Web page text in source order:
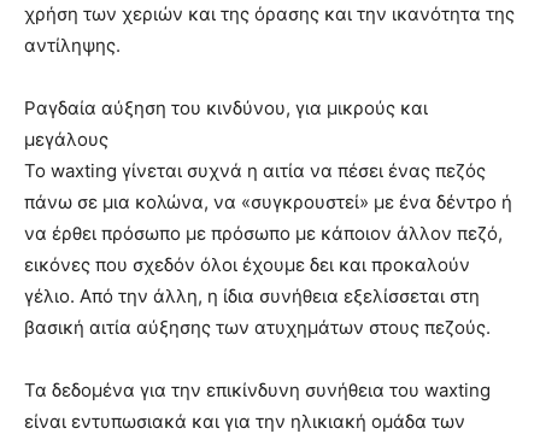
χρήση των χεριών και της όρασης και την ικανότητα της
αντίληψης.
Ραγδαία αύξηση του κινδύνου, για μικρούς και
μεγάλους
Το waxting γίνεται συχνά η αιτία να πέσει ένας πεζός
πάνω σε μια κολώνα, να «συγκρουστεί» με ένα δέντρο ή
να έρθει πρόσωπο με πρόσωπο με κάποιον άλλον πεζό,
εικόνες που σχεδόν όλοι έχουμε δει και προκαλούν
γέλιο. Από την άλλη, η ίδια συνήθεια εξελίσσεται στη
βασική αιτία αύξησης των ατυχημάτων στους πεζούς.
Τα δεδομένα για την επικίνδυνη συνήθεια του waxting
είναι εντυπωσιακά και για την ηλικιακή ομάδα των